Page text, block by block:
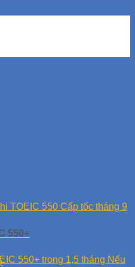
550+
550+ trong 1,5 tháng Nếu